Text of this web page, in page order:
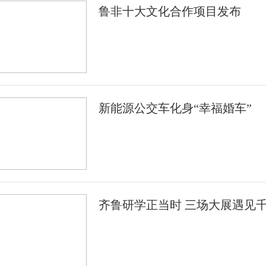
鲁非十大文化合作项目发布
新能源公交车化身“幸福婚车”
齐鲁研学正当时 三场大展遇见